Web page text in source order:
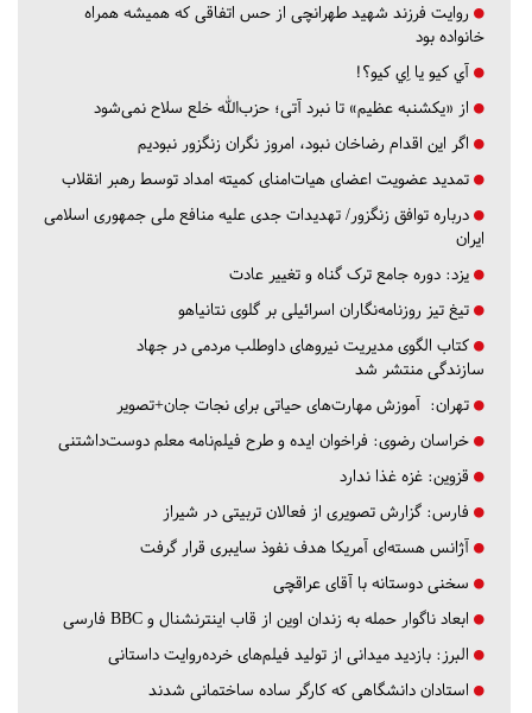
روایت فرزند شهید طهرانچی از حس اتفاقی که همیشه همراه
خانواده بود
آي كيو يا اِي كيو؟!
از «یکشنبه عظیم» تا نبرد آتی؛ حزب‌الله خلع سلاح نمی‌شود
اگر این اقدام رضاخان نبود، امروز نگران زنگزور نبودیم
تمدید عضویت اعضای هیات‌امنای کمیته امداد توسط رهبر انقلاب
درباره توافق زنگزور/ تهدیدات جدی علیه منافع ملی جمهوری اسلامی
ایران
یزد: دوره جامع ترک گناه و تغییر عادت
تیغ تیز روزنامه‌نگاران اسرائیلی بر گلوی نتانیاهو
کتاب الگوی مدیریت نیروهای داوطلب مردمی در جهاد
سازندگی منتشر شد
تهران: آموزش مهارت‌های حیاتی برای نجات جان+تصویر
خراسان رضوی: فراخوان ایده و طرح فیلم‌نامه معلم دوست‌داشتنی
قزوین: غزه غذا ندارد
فارس: گزارش تصویری از فعالان تربیتی در شیراز
آژانس هسته‌ای آمریکا هدف نفوذ سایبری قرار گرفت
سخنی دوستانه با آقای عراقچی
ابعاد ناگوار حمله به زندان اوین از قاب اینترنشنال و BBC فارسی
البرز: بازدید میدانی از تولید فیلم‌های خرده‌روایت داستانی
استادان دانشگاهی که کارگر ساده ساختمانی شدند